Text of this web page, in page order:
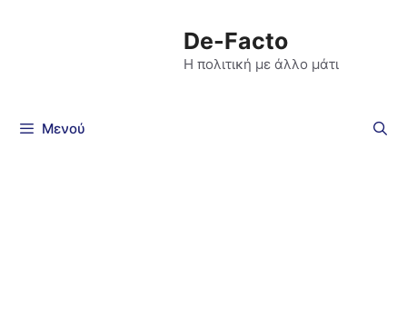
De-Facto
Η πολιτική με άλλο μάτι
Μενού